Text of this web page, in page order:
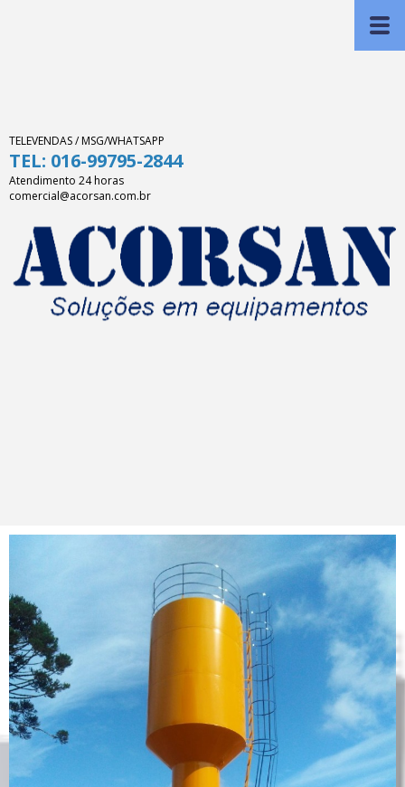
TELEVENDAS / MSG/WHATSAPP
TEL: 016-99795-2844
Atendimento 24 horas
comercial@acorsan.com.br